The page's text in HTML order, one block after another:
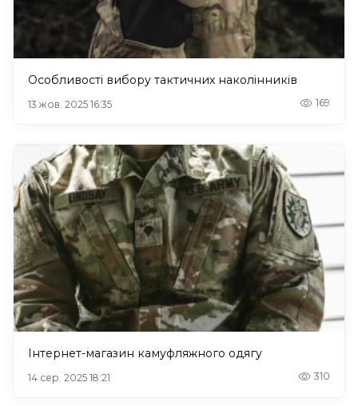
Особливості вибору тактичних наколінників
13 жов. 2025 16:35 169
Інтернет-магазин камуфляжного одягу
14 сер. 2025 18:21 310